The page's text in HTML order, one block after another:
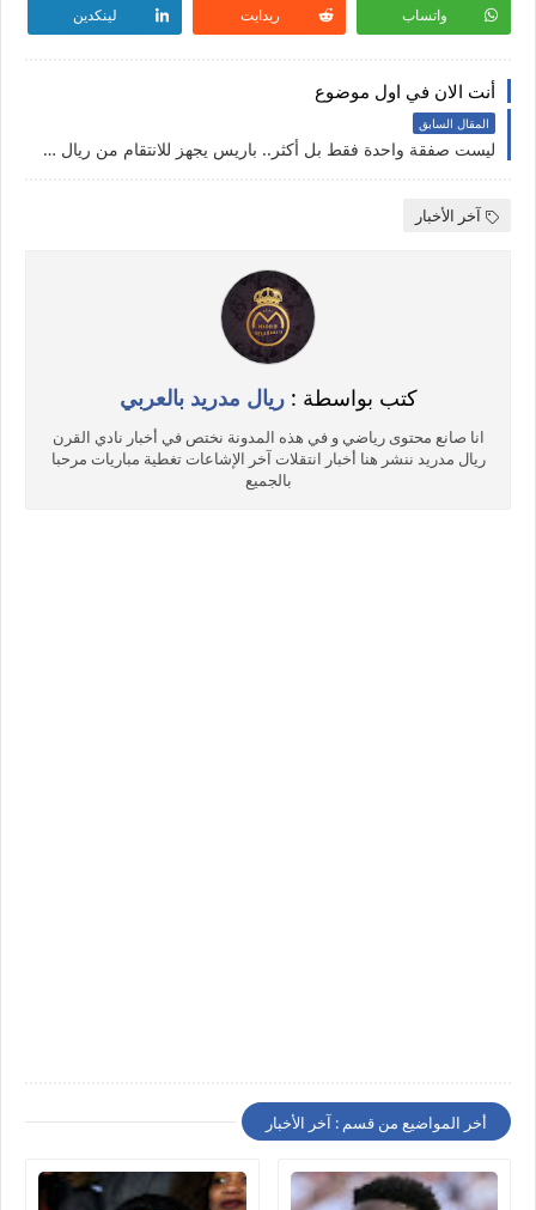
واتساب ريدايت لينكدين
أنت الان في اول موضوع
المقال السابق
ليست صفقة واحدة فقط بل أكثر.. باريس يجهز للانتقام من ريال مدريد بعد ضم كيليان مبابي مجانًا
آخر الأخبار
كتب بواسطة :ريال مدريد بالعربي
انا صانع محتوى رياضي و في هذه المدونة نختص في أخبار نادي القرن
ريال مدريد ننشر هنا أخبار انتقلات آخر الإشاعات تغطية مباريات مرحبا
بالجميع
أخر المواضيع من قسم : آخر الأخبار